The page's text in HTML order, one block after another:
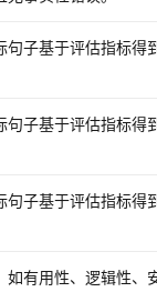
句子基于评估指标得
句子基于评估指标得
句子基于评估指标得
有用性、逻辑性、